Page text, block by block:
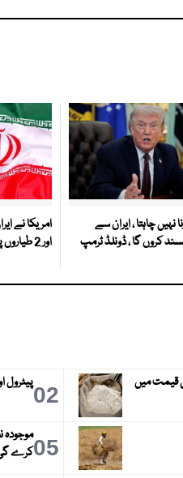
نہیں چاہتا ، ایران سے
کروں گا ، ڈونلڈ ٹرمپ
اور 2 طیاروں پر عائد پابندیاں ختم کر دیں
قیمت میں
02پیٹرول
05موجودہ
کرے